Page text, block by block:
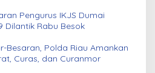
Pengurus IKJS Dumai
Dilantik Rabu Besok
Besaran, Polda Riau Amankan
Curas, dan Curanmor